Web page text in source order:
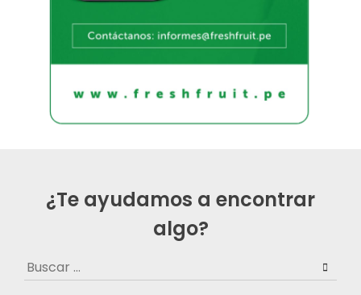
¿Te ayudamos a encontrar
algo?
Buscar: